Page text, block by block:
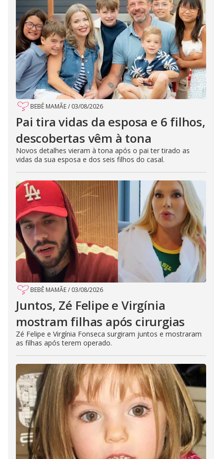
BEBÊ MAMÃE/ 03/08/2026
Pai tira vidas da esposa e 6 filhos,
descobertas vêm à tona
Novos detalhes vieram à tona após o pai ter tirado as
vidas da sua esposa e dos seis filhos do casal.
BEBÊ MAMÃE/ 03/08/2026
Juntos, Zé Felipe e Virgínia
mostram filhas após cirurgias
Zé Felipe e Virgínia Fonseca surgiram juntos e mostraram
as filhas após terem operado.